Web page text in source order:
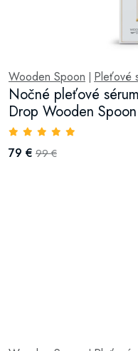
Wooden Spoon | Pleťové
Nočné pleťové
Drop Wooden
79 € 99 €